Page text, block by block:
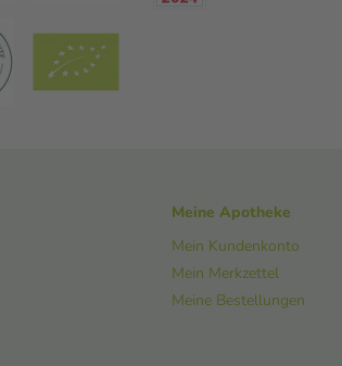
Meine Apotheke
Mein Kundenkonto
Mein Merkzettel
Meine Bestellungen